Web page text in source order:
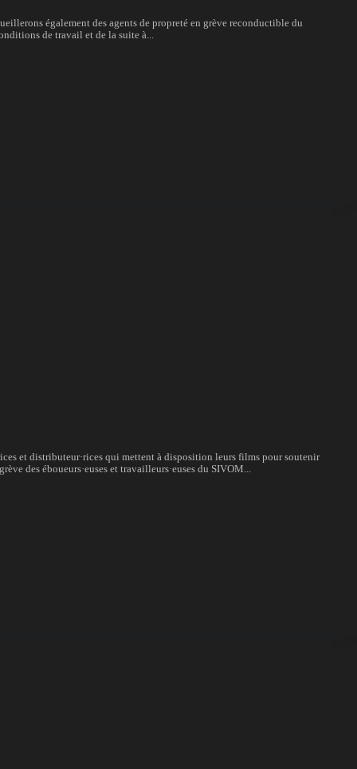
également des agents de propreté en grève reconductible du
de travail et de la suite à...
et distributeur·rices qui mettent à disposition leurs films pour soutenir
des éboueurs·euses et travailleurs·euses du SIVOM...